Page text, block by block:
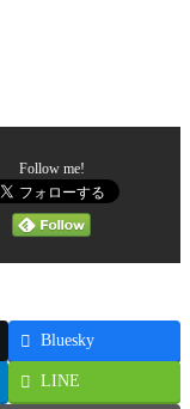
Follow me!
Bluesky
LINE